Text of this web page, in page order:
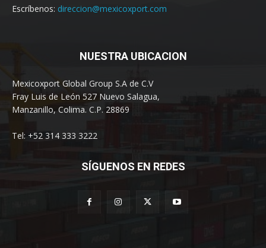
Escríbenos: direccion@mexicoxport.com
NUESTRA UBICACION
Mexicoxport Global Group S.A de C.V
Fray Luis de León 527 Nuevo Salagua,
Manzanillo, Colima. C.P. 28869
Tel: +52 314 333 3222
SÍGUENOS EN REDES